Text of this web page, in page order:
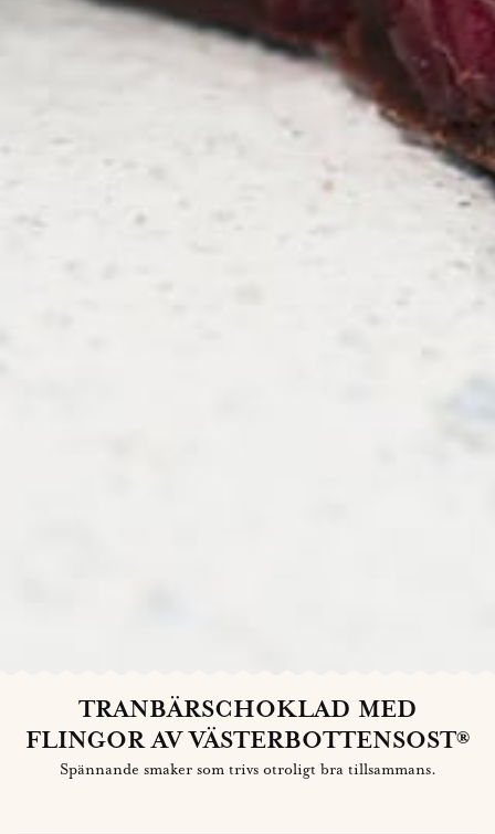
TRANBÄRSCHOKLAD MED
FLINGOR AV VÄSTERBOTTENSOST®
Spännande smaker som trivs otroligt bra tillsammans.